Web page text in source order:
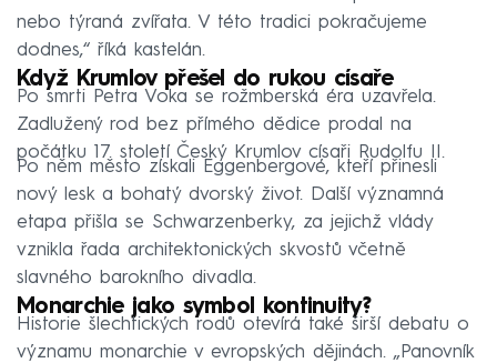
nebo týraná zvířata. V této tradici pokračujeme
dodnes,“ říká kastelán.
Když Krumlov přešel do rukou císaře
Po smrti Petra Voka se rožmberská éra uzavřela.
Zadlužený rod bez přímého dědice prodal na
počátku 17. století Český Krumlov císaři Rudolfu II.
Po něm město získali Eggenbergové, kteří přinesli
nový lesk a bohatý dvorský život. Další významná
etapa přišla se Schwarzenberky, za jejichž vlády
vznikla řada architektonických skvostů včetně
slavného barokního divadla.
Monarchie jako symbol kontinuity?
Historie šlechtických rodů otevírá také širší debatu o
významu monarchie v evropských dějinách. „Panovník